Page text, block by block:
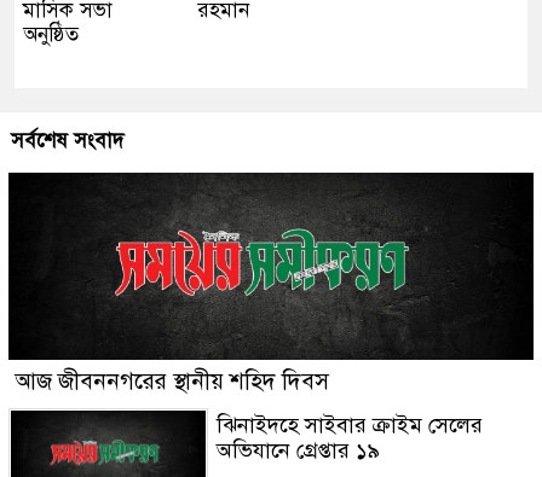
মাসিক সভা
অনুষ্ঠিত
রহমান
সর্বশেষ সংবাদ
আজ জীবননগরের স্থানীয় শহিদ দিবস
ঝিনাইদহে সাইবার ক্রাইম সেলের
অভিযানে গ্রেপ্তার ১৯